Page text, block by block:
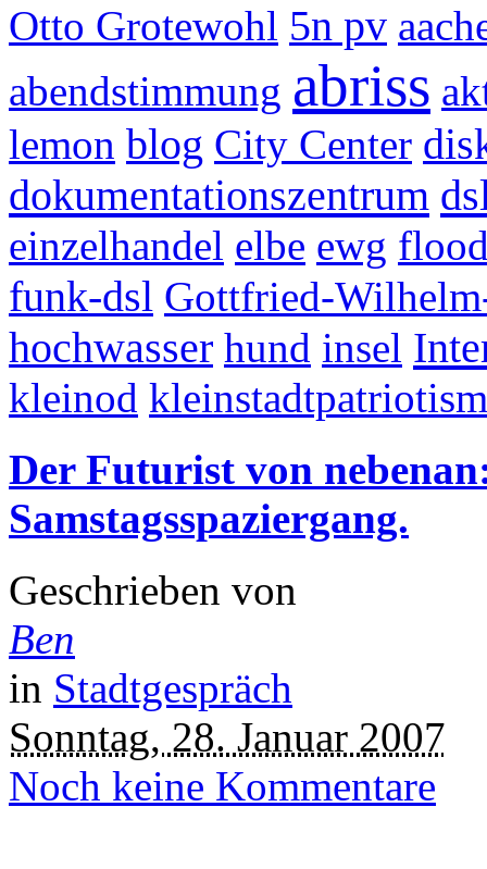
Otto Grotewohl 5n pv
abendstimmung abriss
lemon blog City Center
dokumentationszentrum
einzelhandel elbe ewg
funk-dsl Gottfried-
hochwasser hund insel
kleinod
Der Futurist von
Samstagsspaziergang.
Geschrieben von
Ben
in Stadtgespräch
Sonntag, 28. Januar 2007
Noch keine Kommentare